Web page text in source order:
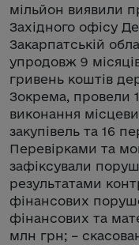
мільйон виявили
Західного офісу
Закарпатській
упродовж 9
гривень коштів
Зокрема, провели
виконання
закупівель та 16
Перевірками та
зафіксували
результатами
фінансових
фінансових та
млн грн; –